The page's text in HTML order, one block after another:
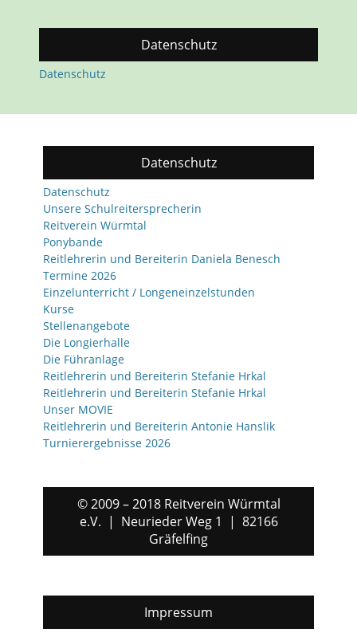
Datenschutz
Datenschutz
Datenschutz
Datenschutz
Unsere Schulreitersprecherin
Reitverein Würmtal
Ponybande
Reitlehrerin und Bereiterin Daniela Benesch
Termine 2026
Einzelunterricht / Longeneinzelstunden
Kurse
Stellenangebote
Die Longierhalle
Die Führanlage
Reitlehrerin und Bereiterin Stefanie Hrkal
Reitlehrerin und Bereiterin Stefanie Hrkal
Unser MOVIE
Reitlehrerin und Bereiterin Antonie Hanslik
Turnierergebnisse 2026
© 2009 – 2018 Reitverein Würmtal
e.V. | Neurieder Weg 1 | 82166
Gräfelfing
Impressum